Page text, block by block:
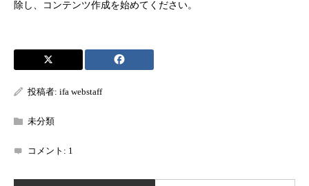
除し、コンテンツ作成を始めてください。
投稿者: ifa webstaff
未分類
コメント: 1